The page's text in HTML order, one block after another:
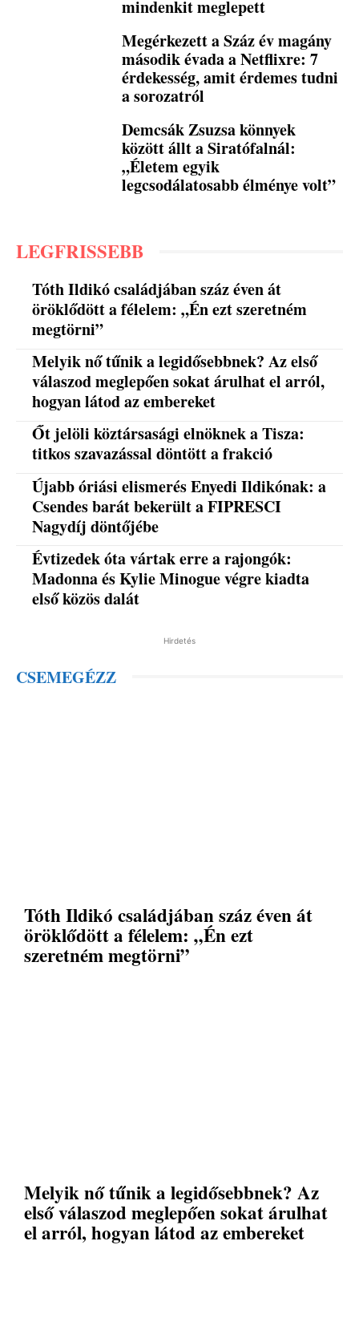
mindenkit meglepett
Megérkezett a Száz év magány
második évada a Netflixre: 7
érdekesség, amit érdemes tudni
a sorozatról
Demcsák Zsuzsa könnyek
között állt a Siratófalnál:
„Életem egyik
legcsodálatosabb élménye volt”
LEGFRISSEBB
Tóth Ildikó családjában száz éven át
öröklődött a félelem: „Én ezt szeretném
megtörni”
Melyik nő tűnik a legidősebbnek? Az első
válaszod meglepően sokat árulhat el arról,
hogyan látod az embereket
Őt jelöli köztársasági elnöknek a Tisza:
titkos szavazással döntött a frakció
Újabb óriási elismerés Enyedi Ildikónak: a
Csendes barát bekerült a FIPRESCI
Nagydíj döntőjébe
Évtizedek óta vártak erre a rajongók:
Madonna és Kylie Minogue végre kiadta
első közös dalát
Hirdetés
CSEMEGÉZZ
Tóth Ildikó családjában száz éven át
öröklődött a félelem: „Én ezt
szeretném megtörni”
Melyik nő tűnik a legidősebbnek? Az
első válaszod meglepően sokat árulhat
el arról, hogyan látod az embereket